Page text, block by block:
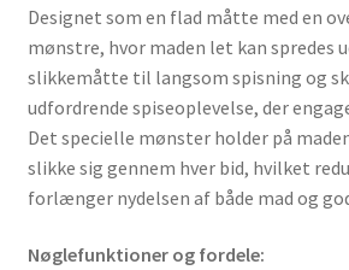
Designet som en flad måtte med en
mønstre, hvor maden let kan spredes
slikkemåtte til langsom spisning og
udfordrende spiseoplevelse, der
Det specielle mønster holder på
slikke sig gennem hver bid, hvilket
forlænger nydelsen af både mad og
Nøglefunktioner og fordele: